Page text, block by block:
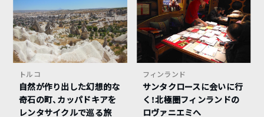
トルコ
自然が作り出した幻想的な
奇石の町、カッパドキアを
レンタサイクルで巡る旅
フィンランド
サンタクロースに会いに行
く！北極圏フィンランドの
ロヴァニエミへ